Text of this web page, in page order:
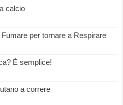
calcio
per tornare a Respirare
È semplice!
a correre